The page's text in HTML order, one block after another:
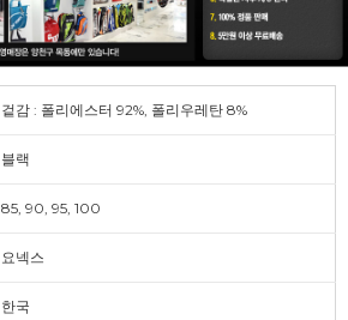
겉감 : 폴리에스터 92%, 폴리우레탄 8%
블랙
85, 90, 95, 100
요넥스
한국